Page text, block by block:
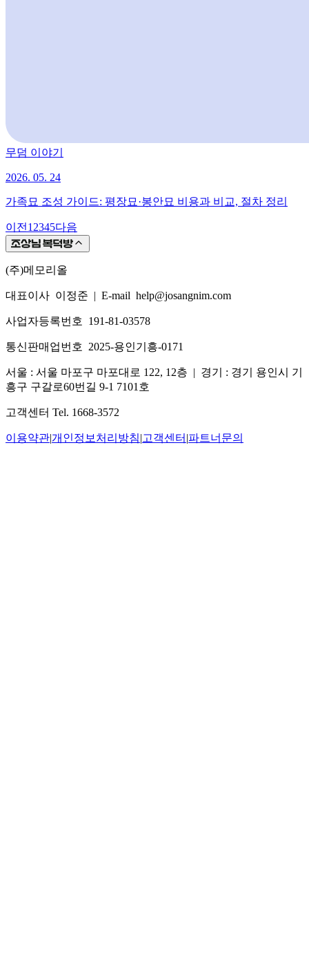
무덤 이야기
2026. 05. 24
가족묘 조성 가이드: 평장묘·봉안묘 비용과 비교, 절차 정리
이전 1 2345다음
(주)메모리올
대표이사 이정준 | E-mail help@josangnim.com
사업자등록번호 191-81-03578
통신판매업번호 2025-용인기흥-0171
서울 : 서울 마포구 마포대로 122, 12층 | 경기 : 경기 용인시 기
흥구 구갈로60번길 9-1 7101호
고객센터 Tel. 1668-3572
이용약관|개인정보처리방침|고객센터 |파트너문의